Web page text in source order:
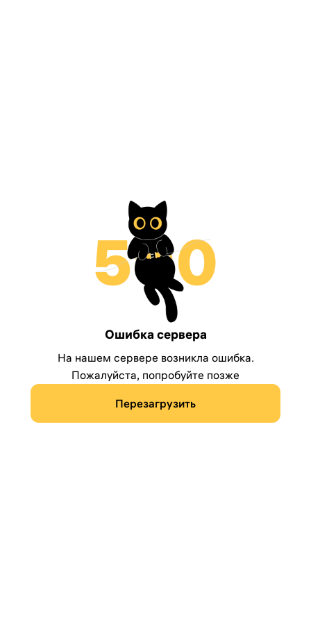
Ошибка сервера
На нашем сервере возникла ошибка.
Пожалуйста, попробуйте позже
Перезагрузить